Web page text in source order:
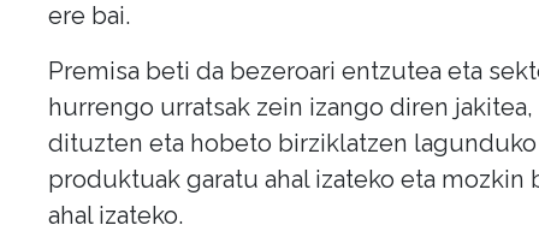
ere bai.
Premisa beti da bezeroari entzutea eta
hurrengo urratsak zein izango diren
dituzten eta hobeto birziklatzen
produktuak garatu ahal izateko eta mozkin
ahal izateko.